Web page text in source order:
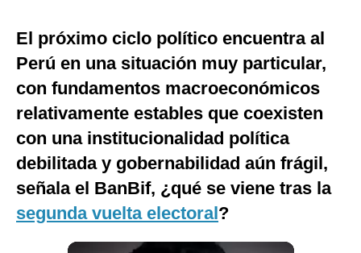
Club del Suscriptor
Mix
G de Gestión
Podcast
Gestión TV
El próximo ciclo político encuentra al
Perú en una situación muy particular,
con fundamentos macroeconómicos
relativamente estables que coexisten
con una institucionalidad política
debilitada y gobernabilidad aún frágil,
señala el BanBif, ¿qué se viene tras la
segunda vuelta electoral?